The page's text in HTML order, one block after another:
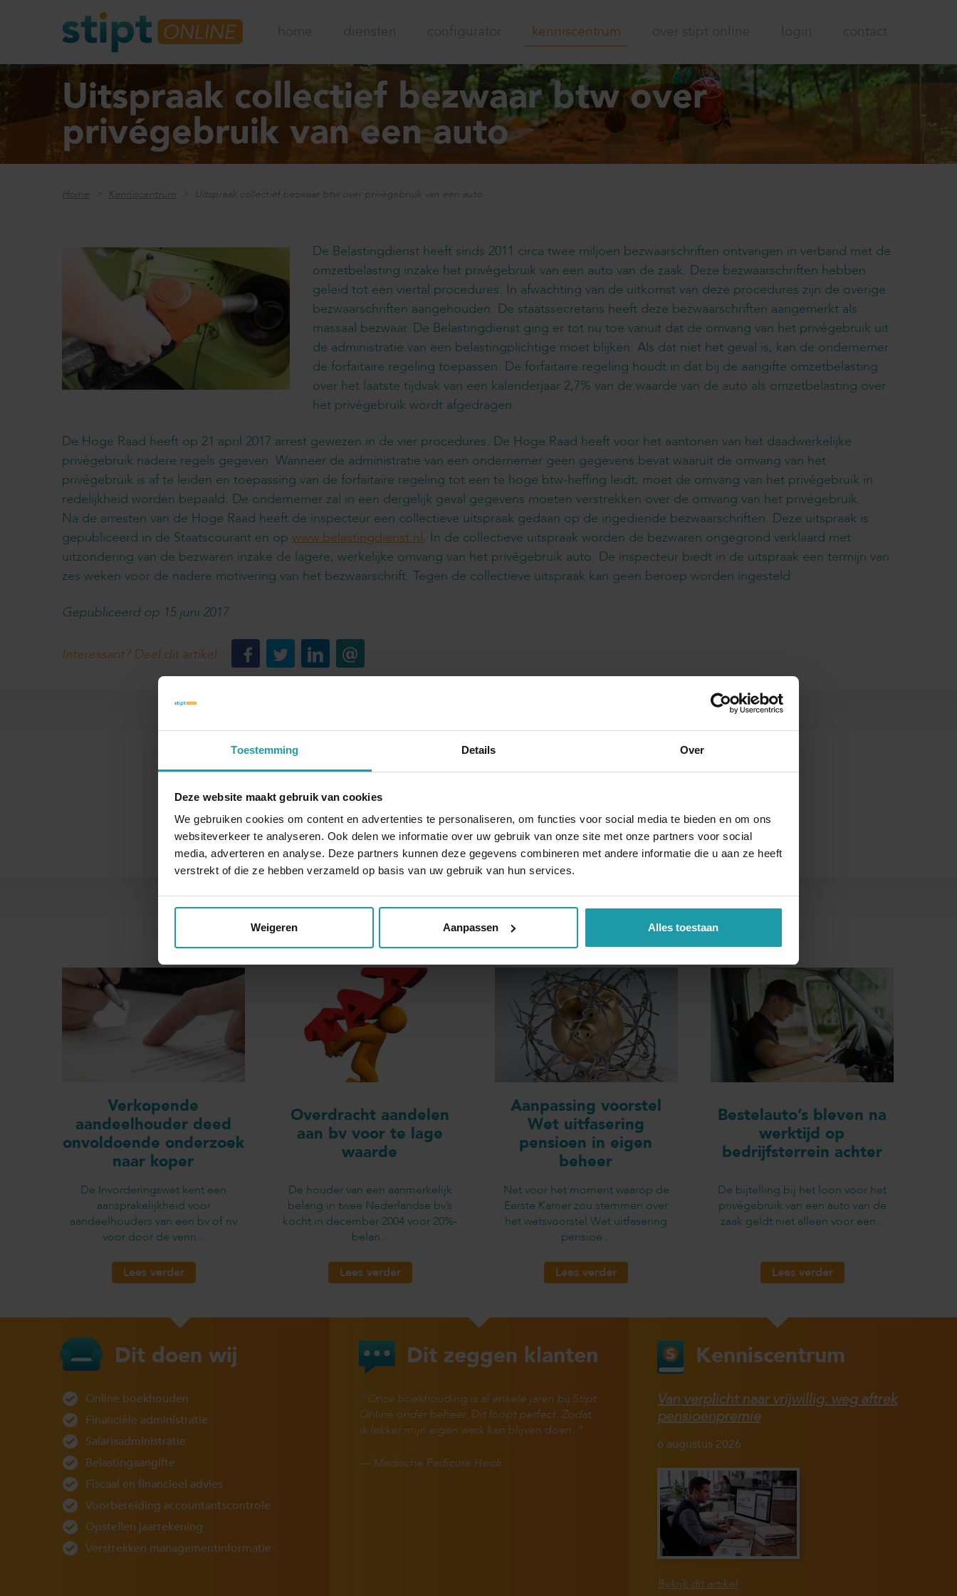
Toestemming Details Over
Deze website maakt gebruik van cookies
We gebruiken cookies om content en advertenties te personaliseren, om functies voor social media te bieden en om ons
websiteverkeer te analyseren. Ook delen we informatie over uw gebruik van onze site met onze partners voor social
media, adverteren en analyse. Deze partners kunnen deze gegevens combineren met andere informatie die u aan ze heeft
verstrekt of die ze hebben verzameld op basis van uw gebruik van hun services.
Weigeren Aanpassen Alles toestaan
home diensten configurator kenniscentrum over stipt online login contact
Uitspraak collectief bezwaar btw over
privégebruik van een auto
Home Kenniscentrum Uitspraak collectief bezwaar btw over privégebruik van een auto
De Belastingdienst heeft sinds 2011 circa twee miljoen bezwaarschriften ontvangen in verband met de
omzetbelasting inzake het privégebruik van een auto van de zaak. Deze bezwaarschriften hebben
geleid tot een viertal procedures. In afwachting van de uitkomst van deze procedures zijn de overige
bezwaarschriften aangehouden. De staatssecretaris heeft deze bezwaarschriften aangemerkt als
massaal bezwaar. De Belastingdienst ging er tot nu toe vanuit dat de omvang van het privégebruik uit
de administratie van een belastingplichtige moet blijken. Als dat niet het geval is, kan de ondernemer
de forfaitaire regeling toepassen. De forfaitaire regeling houdt in dat bij de aangifte omzetbelasting
over het laatste tijdvak van een kalenderjaar 2,7% van de waarde van de auto als omzetbelasting over
het privégebruik wordt afgedragen.
De Hoge Raad heeft op 21 april 2017 arrest gewezen in de vier procedures. De Hoge Raad heeft voor het aantonen van het daadwerkelijke
privégebruik nadere regels gegeven. Wanneer de administratie van een ondernemer geen gegevens bevat waaruit de omvang van het
privégebruik is af te leiden en toepassing van de forfaitaire regeling tot een te hoge btw-heffing leidt, moet de omvang van het privégebruik in
redelijkheid worden bepaald. De ondernemer zal in een dergelijk geval gegevens moeten verstrekken over de omvang van het privégebruik.
Na de arresten van de Hoge Raad heeft de inspecteur een collectieve uitspraak gedaan op de ingediende bezwaarschriften. Deze uitspraak is
gepubliceerd in de Staatscourant en opwww.belastingdienst.nl. In de collectieve uitspraak worden de bezwaren ongegrond verklaard met
uitzondering van de bezwaren inzake de lagere, werkelijke omvang van het privégebruik auto. De inspecteur biedt in de uitspraak een termijn van
zes weken voor de nadere motivering van het bezwaarschrift. Tegen de collectieve uitspraak kan geen beroep worden ingesteld.
Gepubliceerd op 15 juni 2017
Interessant? Deel dit artikel
Blijf op de hoogte van het financiële nieuws
Schrijf je hieronder in voor onze maandelijkse mailing.
Naam*
Andere interessante artikelen
Verkopende
aandeelhouder deed
onvoldoende onderzoek
naar koper
De Invorderingswet kent een
aansprakelijkheid voor
aandeelhouders van een bv of nv
voor door de venn...
Lees verder
Overdracht aandelen
aan bv voor te lage
waarde
De houder van een aanmerkelijk
belang in twee Nederlandse bv’s
kocht in december 2004 voor 20%-
belan...
Lees verder
Aanpassing voorstel
Wet uitfasering
pensioen in eigen
beheer
Net voor het moment waarop de
Eerste Kamer zou stemmen over
het wetsvoorstel Wet uitfasering
pensioe...
Lees verder
Bestelauto’s bleven na
werktijd op
bedrijfsterrein achter
De bijtelling bij het loon voor het
privégebruik van een auto van de
zaak geldt niet alleen voor een...
Lees verder
Dit doen wij
Online boekhouden
Financiële administratie
Salarisadministratie
Belastingaangifte
Fiscaal en financieel advies
Voorbereiding accountantscontrole
Opstellen jaarrekening
Verstrekken managementinformatie
Dit zeggen klanten
Onze boekhouding is al enkele jaren bij Stipt
Online onder beheer. Dit loopt perfect. Zodat
ik lekker mijn eigen werk kan blijven doen.
— Medische Pedicure Heidi
Kenniscentrum
Van verplicht naar vrijwillig: weg aftrek
pensioenpremie
6 augustus 2026
Bekijk dit artikel